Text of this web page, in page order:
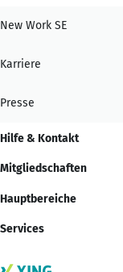
New Work SE
Karriere
Presse
Hilfe & Kontakt
Mitgliedschaften
Hauptbereiche
Services